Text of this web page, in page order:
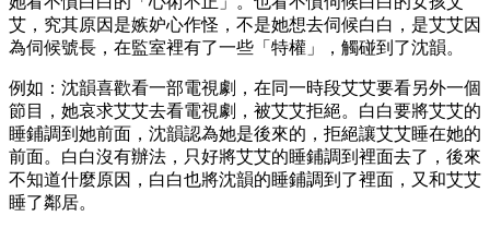
艾，究其原因是嫉妒心作怪，不是她想去伺候白白，是艾艾因
為伺候號長，在監室裡有了一些「特權」，觸碰到了沈韻。
例如：沈韻喜歡看一部電視劇，在同一時段艾艾要看另外一個
節目，她哀求艾艾去看電視劇，被艾艾拒絕。白白要將艾艾的
睡鋪調到她前面，沈韻認為她是後來的，拒絕讓艾艾睡在她的
前面。白白沒有辦法，只好將艾艾的睡鋪調到裡面去了，後來
不知道什麼原因，白白也將沈韻的睡鋪調到了裡面，又和艾艾
睡了鄰居。